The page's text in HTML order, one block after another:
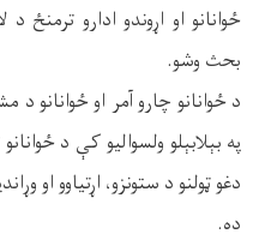
ځوانانو او اړوندو ادارو
بحث وشو.
د ځوانانو چارو آمر او ځوانانو
په بېلابېلو ولسوالیو کې د
دغو ټولنو د ستونزو، اړتیاوو او
ده.